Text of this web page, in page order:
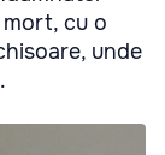
cu o
unde